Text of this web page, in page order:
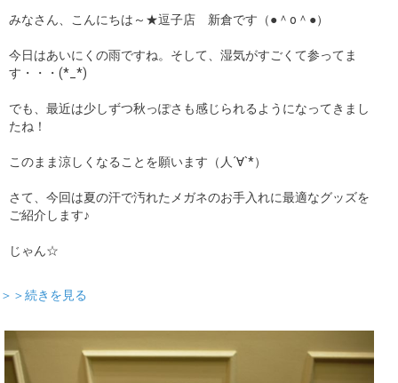
みなさん、こんにちは～★逗子店 新倉です（●＾o＾●）
今日はあいにくの雨ですね。そして、湿気がすごくて参ってま
す・・・(*_*)
でも、最近は少しずつ秋っぽさも感じられるようになってきまし
たね！
このまま涼しくなることを願います（人´∀`*）
さて、今回は夏の汗で汚れたメガネのお手入れに最適なグッズを
ご紹介します♪
じゃん☆
＞＞続きを見る